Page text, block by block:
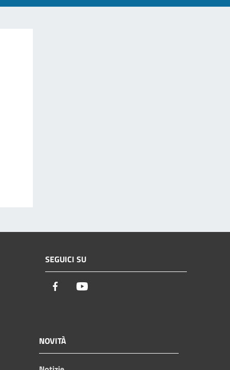
SEGUICI SU
Facebook
NOVITÀ